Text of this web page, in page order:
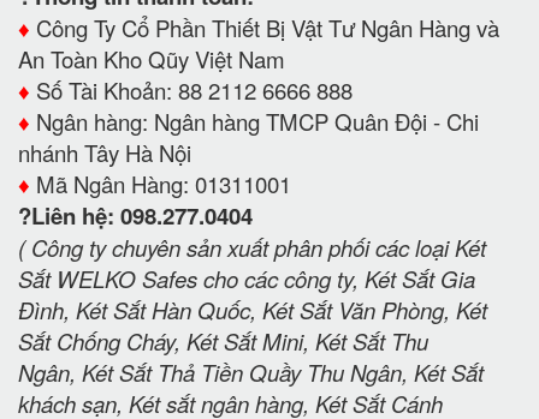
♦️ Công Ty Cổ Phần Thiết Bị Vật Tư Ngân Hàng và
An Toàn Kho Qũy Việt Nam
♦️ Số Tài Khoản: 88 2112 6666 888
♦️ Ngân hàng: Ngân hàng TMCP Quân Đội - Chi
nhánh Tây Hà Nội
♦️ Mã Ngân Hàng: 01311001
?Liên hệ: 098.277.0404
( Công ty chuyên sản xuất phân phối các loại Két
Sắt WELKO Safes cho các công ty, Két Sắt Gia
Đình, Két Sắt Hàn Quốc, Két Sắt Văn Phòng, Két
Sắt Chống Cháy, Két Sắt Mini, Két Sắt Thu
Ngân, Két Sắt Thả Tiền Quầy Thu Ngân, Két Sắt
khách sạn, Két sắt ngân hàng, Két Sắt Cánh